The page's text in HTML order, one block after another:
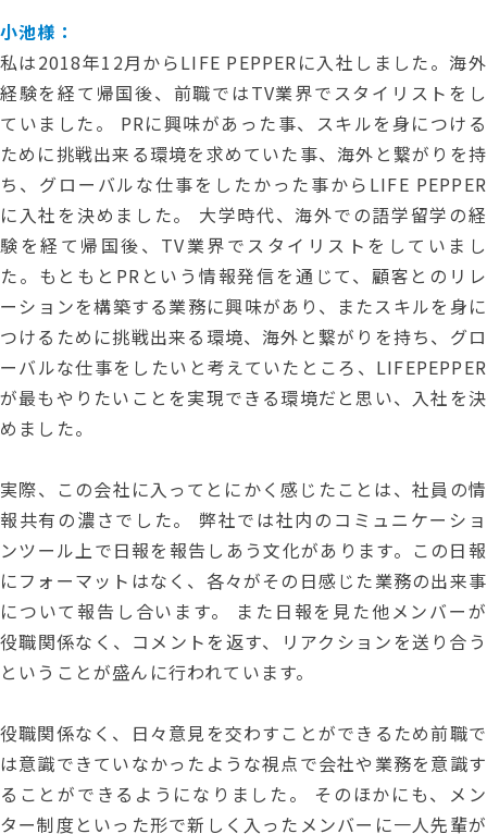
小池様：
私は2018年12月からLIFE PEPPERに入社しました。海外
経験を経て帰国後、前職ではTV業界でスタイリストをし
ていました。 PRに興味があった事、スキルを身につける
ために挑戦出来る環境を求めていた事、海外と繋がりを持
ち、グローバルな仕事をしたかった事からLIFE PEPPER
に入社を決めました。 大学時代、海外での語学留学の経
験を経て帰国後、TV業界でスタイリストをしていまし
た。もともとPRという情報発信を通じて、顧客とのリレ
ーションを構築する業務に興味があり、またスキルを身に
つけるために挑戦出来る環境、海外と繋がりを持ち、グロ
ーバルな仕事をしたいと考えていたところ、LIFEPEPPER
が最もやりたいことを実現できる環境だと思い、入社を決
めました。
実際、この会社に入ってとにかく感じたことは、社員の情
報共有の濃さでした。 弊社では社内のコミュニケーショ
ンツール上で日報を報告しあう文化があります。この日報
にフォーマットはなく、各々がその日感じた業務の出来事
について報告し合います。 また日報を見た他メンバーが
役職関係なく、コメントを返す、リアクションを送り合う
ということが盛んに行われています。
役職関係なく、日々意見を交わすことができるため前職で
は意識できていなかったような視点で会社や業務を意識す
ることができるようになりました。 そのほかにも、メン
ター制度といった形で新しく入ったメンバーに一人先輩が